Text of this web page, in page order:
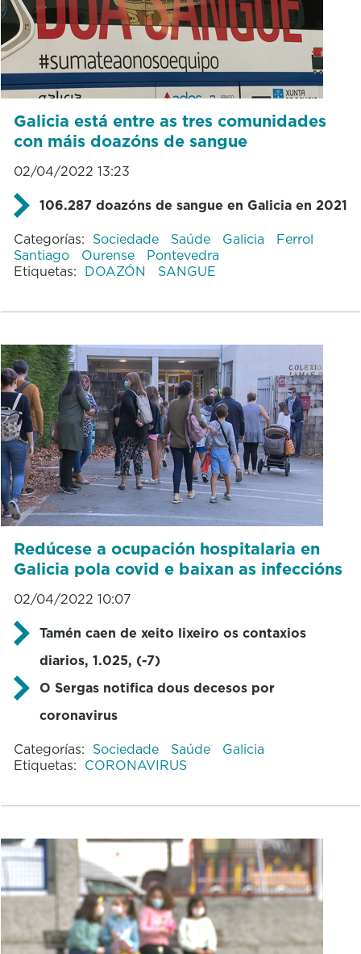
Galicia está entre as tres comunidades
con máis doazóns de sangue
02/04/2022 13:23
106.287 doazóns de sangue en Galicia en 2021
Categorías: Sociedade Saúde Galicia
Ferrol
Santiago
Ourense
Pontevedra
Etiquetas: DOAZÓN SANGUE
Redúcese a ocupación hospitalaria en
Galicia pola covid e baixan as infeccións
02/04/2022 10:07
Tamén caen de xeito lixeiro os contaxios
diarios, 1.025, (-7)
O Sergas notifica dous decesos por
coronavirus
Categorías: Sociedade Saúde
Galicia
Etiquetas: CORONAVIRUS